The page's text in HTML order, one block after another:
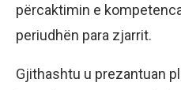
përcaktimin e
periudhën para zjarrit.
Gjithashtu u prezantuan